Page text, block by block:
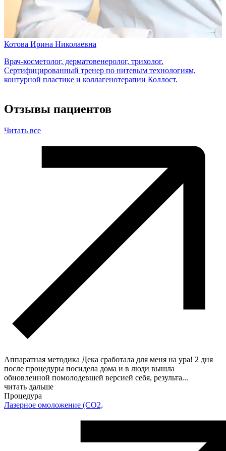
Котова Ирина Николаевна
Врач-косметолог, дерматовенеролог, трихолог.
Сертифицированный тренер по нитевым технологиям,
контурной пластике и коллагенотерапии Коллост.
Отзывы пациентов
Читать все
Аппаратная методика Дека сработала для меня на ура! 2 дня
после процедуры посидела дома и в люди вышла
обновленной помолодевшей версией себя, результа...
читать дальше
Процедура
Лазерное омоложение (СO2,